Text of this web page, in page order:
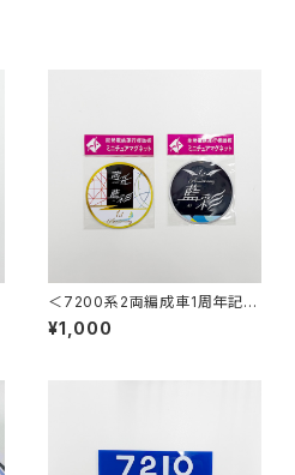
＜7200系2両編成車1周年記念
＞藍彩ミニチュアマグネット2枚
セット
¥1,000